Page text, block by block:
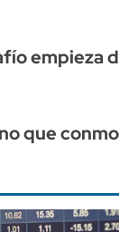
empieza
que